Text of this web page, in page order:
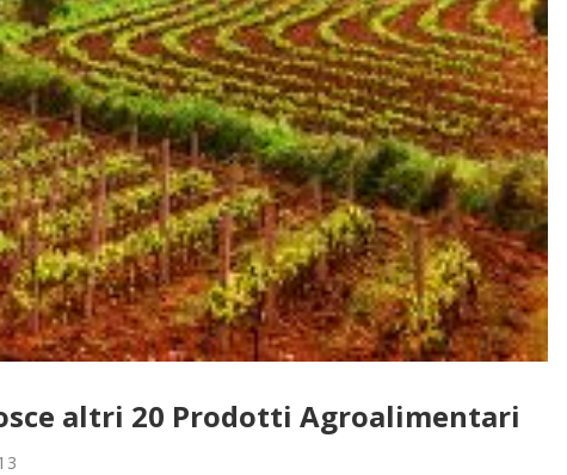
altri 20 Prodotti Agroalimentari